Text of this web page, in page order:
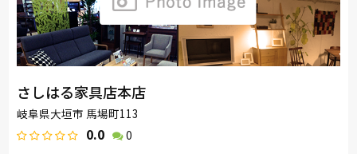
さしはる家具店本店
岐阜県大垣市 馬場町113
0.0 0